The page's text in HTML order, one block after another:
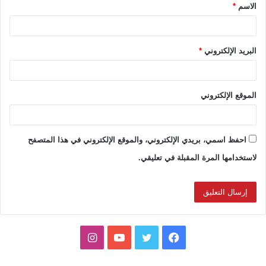
*الاسم *
البريد الإلكتروني *
الموقع الإلكتروني
احفظ اسمي، بريدي الإلكتروني، والموقع الإلكتروني في هذا المتصفح
لاستخدامها المرة المقبلة في تعليقي.